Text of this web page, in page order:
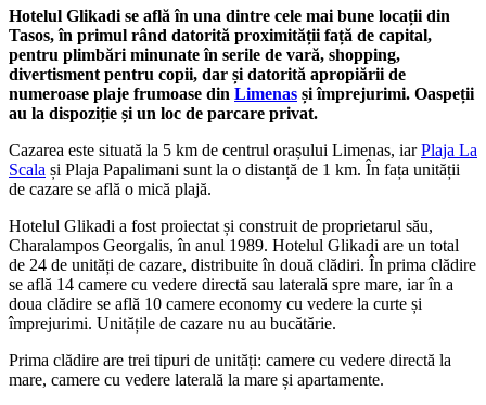
Hotelul Glikadi se află în una dintre cele mai bune locații din
Tasos, în primul rând datorită proximității față de capital,
pentru plimbări minunate în serile de vară, shopping,
divertisment pentru copii, dar și datorită apropiării de
numeroase plaje frumoase din Limenas și împrejurimi. Oaspeții
au la dispoziție și un loc de parcare privat.
Cazarea este situată la 5 km de centrul orașului Limenas, iarPlaja La
Scala și Plaja Papalimani sunt la o distanță de 1 km. În fața unității
de cazare se află o mică plajă.
Hotelul Glikadi a fost proiectat și construit de proprietarul său,
Charalampos Georgalis, în anul 1989. Hotelul Glikadi are un total
de 24 de unități de cazare, distribuite în două clădiri. În prima clădire
se află 14 camere cu vedere directă sau laterală spre mare, iar în a
doua clădire se află 10 camere economy cu vedere la curte și
împrejurimi. Unitățile de cazare nu au bucătărie.
Prima clădire are trei tipuri de unități: camere cu vedere directă la
mare, camere cu vedere laterală la mare și apartamente.